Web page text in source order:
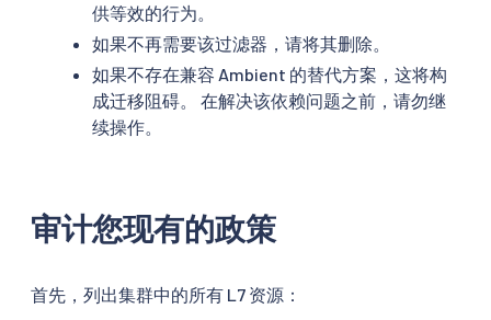
供等效的行为。
如果不再需要该过滤器，请将其删除。
如果不存在兼容 Ambient 的替代方案，这将构
成迁移阻碍。 在解决该依赖问题之前，请勿继
续操作。
审计您现有的政策
首先，列出集群中的所有 L7 资源：